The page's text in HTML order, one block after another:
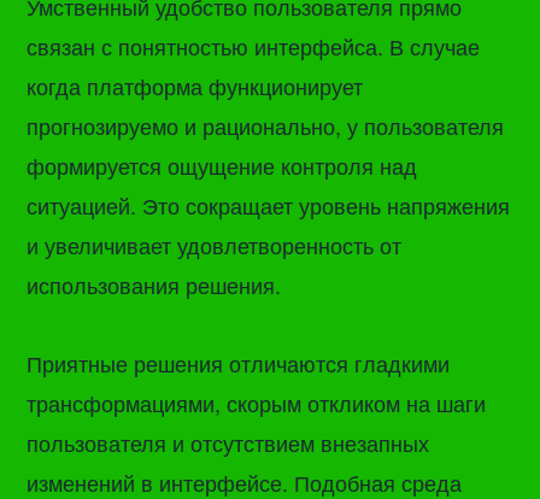
связан с понятностью интерфейса. В случае
когда платформа функционирует
прогнозируемо и рационально, у пользователя
формируется ощущение контроля над
ситуацией. Это сокращает уровень напряжения
и увеличивает удовлетворенность от
использования решения.
Приятные решения отличаются гладкими
трансформациями, скорым откликом на шаги
пользователя и отсутствием внезапных
изменений в интерфейсе. Подобная среда